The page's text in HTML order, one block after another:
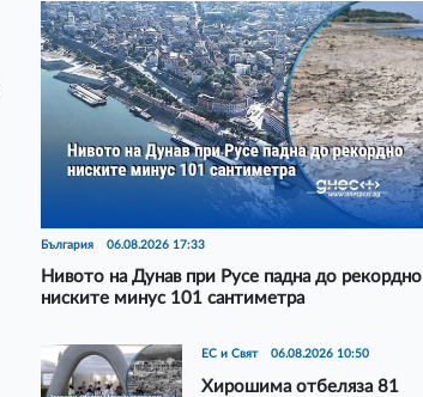
България 06.08.2026 17:33
Нивото на Дунав при Русе падна до рекордно
ниските минус 101 сантиметра
ЕС и Свят 06.08.2026 10:50
Хирошима отбеляза 81